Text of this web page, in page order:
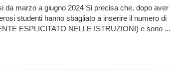
da marzo a giugno 2024 Si precisa che, dopo aver
studenti hanno sbagliato a inserire il numero di
ESPLICITATO NELLE ISTRUZIONI) e sono ...